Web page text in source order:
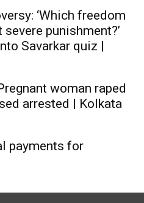
‘Which freedom
punishment?’
Savarkar quiz |
woman raped
arrested | Kolkata
payments for